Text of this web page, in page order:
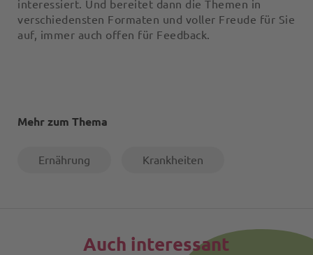
interessiert. Und bereitet dann die Themen in
verschiedensten Formaten und voller Freude für Sie
auf, immer auch offen für Feedback.
Mehr zum Thema
Ernährung Krankheiten
Auch interessant